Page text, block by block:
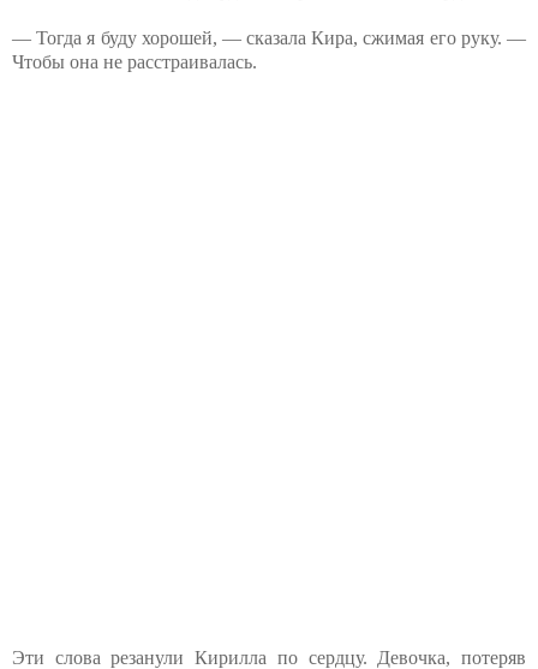
— Тогда я буду хорошей, — сказала Кира, сжимая его руку. —
Чтобы она не расстраивалась.
Эти слова резанули Кирилла по сердцу. Девочка, потеряв